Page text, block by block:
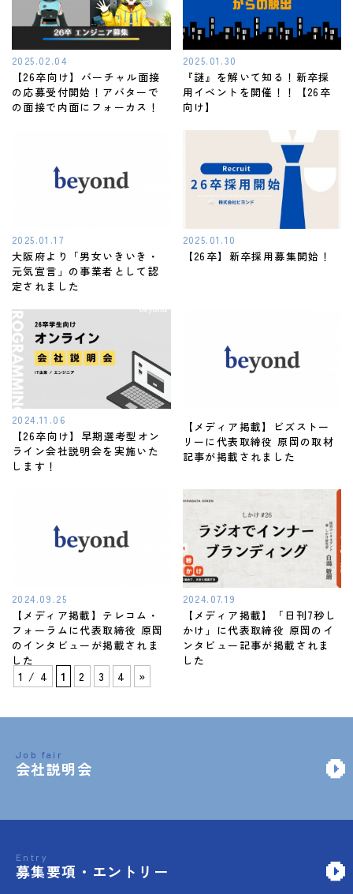
2025.02.04
【26卒向け】バーチャル面接
の応募受付開始！アバターで
の面接で内面にフォーカス！
2025.01.30
『謎』を解いて知る！新卒採
用イベントを開催！！【26卒
向け】
2025.01.17
大阪府より「男女いきいき・
元気宣言」の事業者として認
定されました
2025.01.10
【26卒】新卒採用募集開始！
2024.11.06
【26卒向け】早期選考型オン
ライン会社説明会を実施いた
します！
【メディア掲載】ビズストー
リーに代表取締役 原岡の取材
記事が掲載されました
2024.09.25
【メディア掲載】テレコム・
フォーラムに代表取締役 原岡
のインタビューが掲載されま
した
2024.07.19
【メディア掲載】「日刊7秒し
かけ」に代表取締役 原岡のイ
ンタビュー記事が掲載されま
した
1 / 4 1 2 3 4 »
Job fair
会社説明会
Entry
募集要項・エントリー